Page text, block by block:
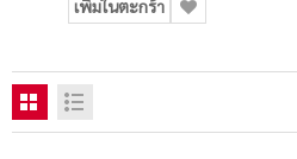
เพิ่มในตะกร้า